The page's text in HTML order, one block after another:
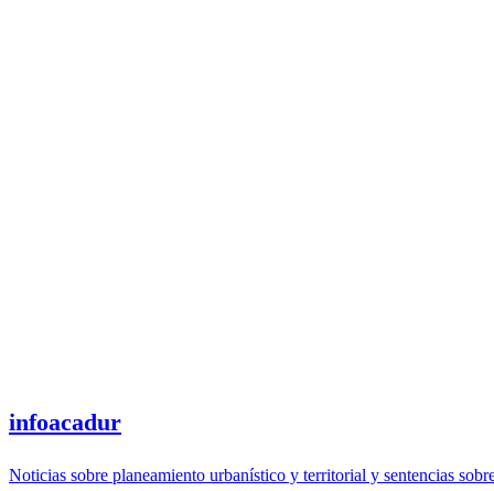
infoacadur
Noticias sobre planeamiento urbanístico y territorial y sentencias